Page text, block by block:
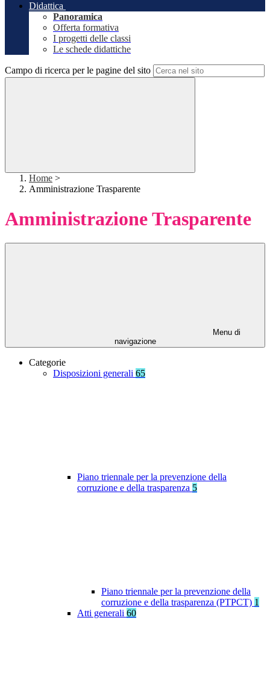
Didattica
Panoramica
Offerta formativa
I progetti delle classi
Le schede didattiche
Campo di ricerca per le pagine del sito
Home >
Amministrazione Trasparente
Amministrazione Trasparente
Menu di
navigazione
Categorie
Disposizioni generali 65
Piano triennale per la prevenzione della
corruzione e della trasparenza 5
Piano triennale per la prevenzione della
corruzione e della trasparenza (PTPCT) 1
Atti generali 60